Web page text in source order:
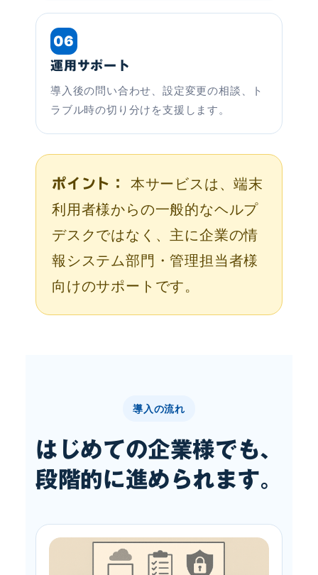
06
運用サポート
導入後の問い合わせ、設定変更の相談、ト
ラブル時の切り分けを支援します。
ポイント：
本サービスは、端末
利用者様からの一般的なヘルプ
デスクではなく、主に企業の情
報システム部門・管理担当者様
向けのサポートです。
導入の流れ
はじめての企業様でも、
段階的に進められます。